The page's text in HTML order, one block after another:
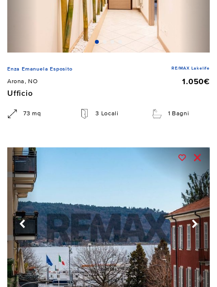
Enza Emanuela Esposito RE/MAX Lakelife
Arona, NO
1.050€
Ufficio
73 mq 3 Locali 1 Bagni